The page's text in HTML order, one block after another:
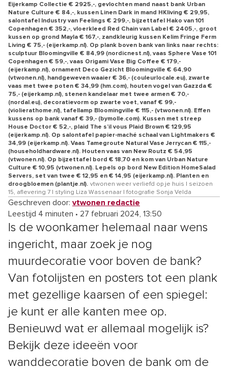
Eijerkamp Collectie € 2925,-, gevlochten mand naast bank Urban
Nature Culture € 84,-, kussen Linen Dark in mand HKliving € 29,95,
salontafel Industry van Feelings € 299,-, bijzettafel Hako van 101
Copenhagen € 352,-, vloerkleed Red Chain van Label € 2405,-, groot
kussen op grond Mayla € 167,-, zandkleurig kussen Kelim Fringe Ferm
Living € 75,- (eijerkamp.nl). Op plank boven bank van links naar rechts:
sculptuur Bloomingville € 84,99 (nordicnest.nl), vaas Sphere Vase 101
Copenhagen € 59,-, vaas Origami Vase Big Coffee € 179,-
(eijerkamp.nl), ornament Deco Gezicht Bloomingville € 64,90
(vtwonen.nl), handgeweven waaier € 36,- (couleurlocale.eu), zwarte
vaas met twee poten € 34,99 (hm.com), houten vogel van Gazzda €
75,- (eijerkamp.nl), stenen kandelaar met twee armen € 70,-
(nordal.eu), decoratievorm op zwarte voet, vanaf € 99,-
(violierathome.nl), tafellamp Bloomingville € 115,- (vtwonen.nl). Effen
kussens op bank vanaf € 39,- (bymolle.com). Kussen met streep
House Doctor € 52,-, plaid The s’il vous Plaid Brown € 129,95
(eijerkamp.nl). Op salontafel papier-maché schaal van Lightmakers €
34,99 (eijerkamp.nl). Vaas Tamegroute Natural Vase Jerrycan € 115,-
(householdhardware.nl). Houten vaas van New Routz € 54,95
(vtwonen.nl). Op bijzettafel bord € 18,70 en kom van Urban Nature
Culture € 10,95 (vtwonen.nl). Lepels op bord New Edition HomeSalad
Servers, set van twee € 12,95 en € 14,95 (eijerkamp.nl). Planten en
droogbloemen (plantje.nl). vtwonen weer verliefd op je huis | seizoen
15, aflevering 7 | styling Liza Wassenaar | fotografie Sonja Velda
Geschreven door: vtwonen redactie
Leestijd 4 minuten • 27 februari 2024, 13:50
Is de woonkamer helemaal naar wens
ingericht, maar zoek je nog
muurdecoratie voor boven de bank?
Van fotolijsten en posters tot een plank
met gezellige kaarsen of een spiegel:
je kunt er alle kanten mee op.
Benieuwd wat er allemaal mogelijk is?
Bekijk deze ideeën voor
wanddecoratie boven de bank om de